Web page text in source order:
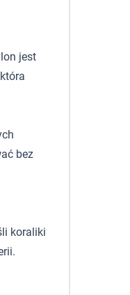
jest
bez
koraliki